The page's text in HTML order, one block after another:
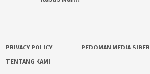
PRIVACY POLICY PEDOMAN MEDIA SIBER
TENTANG KAMI